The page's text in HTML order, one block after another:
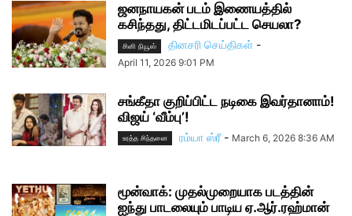
ஜனநாயகன் படம் இணையத்தில்
கசிந்தது, திட்டமிடப்பட்ட செயலா?
சினி நியூஸ் தினசரி செய்திகள் -
April 11, 2026 9:01 PM
சங்கீதா குறிப்பிட்ட நடிகை இவர்தானாம்!
விஜய் ‘வீம்பு’!
உரத்த சிந்தனை ரம்யா ஸ்ரீ - March 6, 2026 8:36 AM
மூன்வாக்: முதல்முறையாக படத்தின்
ஐந்து பாடலையும் பாடிய ஏ.ஆர்.ரஹ்மான்